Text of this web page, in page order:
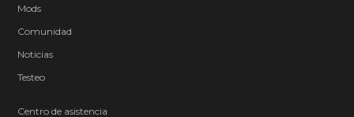
Mods
Comunidad
Noticias
Testeo
Centro de asistencia